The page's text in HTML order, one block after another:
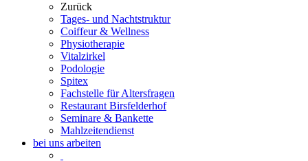
Zurück
Tages- und Nachtstruktur
Coiffeur & Wellness
Physiotherapie
Vitalzirkel
Podologie
Spitex
Fachstelle für Altersfragen
Restaurant Birsfelderhof
Seminare & Bankette
Mahlzeitendienst
bei uns arbeiten